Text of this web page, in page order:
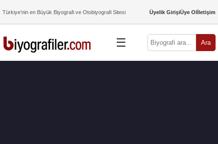
Türkiye’nin en Büyük Biyografi ve Otobiyografi Sitesi Üyelik GirişiÜye Olİletişim
☰ Ara